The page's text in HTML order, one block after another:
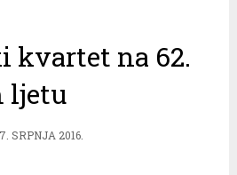
kvartet na 62.
ljetu
SRPNJA 2016.